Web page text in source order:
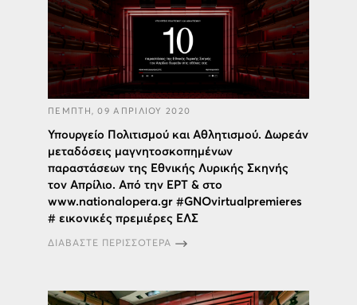
ΠΕΜΠΤΗ, 09 ΑΠΡΙΛΙΟΥ 2020
Υπουργείο Πολιτισμού και Αθλητισμού. Δωρεάν
μεταδόσεις μαγνητοσκοπημένων
παραστάσεων της Εθνικής Λυρικής Σκηνής
τον Απρίλιο. Από την ΕΡΤ & στο
www.nationalopera.gr #GNOvirtualpremieres
# εικονικές πρεμιέρες ΕΛΣ
ΔΙΑΒΑΣΤΕ ΠΕΡΙΣΣΟΤΕΡΑ